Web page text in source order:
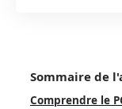
Sommaire de
Comprendre le